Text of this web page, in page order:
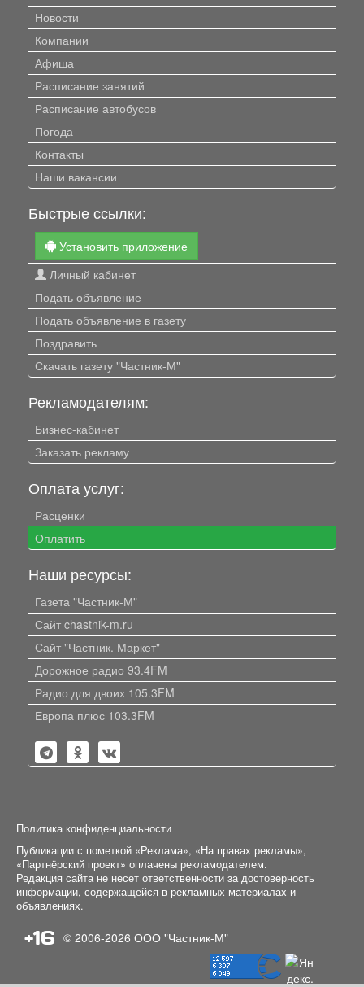
Новости
Компании
Афиша
Расписание занятий
Расписание автобусов
Погода
Контакты
Наши вакансии
Быстрые ссылки:
Установить приложение
Личный кабинет
Подать объявление
Подать объявление в газету
Поздравить
Скачать газету "Частник-М"
Рекламодателям:
Бизнес-кабинет
Заказать рекламу
Оплата услуг:
Расценки
Оплатить
Наши ресурсы:
Газета "Частник-М"
Сайт chastnik-m.ru
Сайт "Частник. Маркет"
Дорожное радио 93.4FM
Радио для двоих 105.3FM
Европа плюс 103.3FM
Политика конфиденциальности
Публикации с пометкой «Реклама», «На правах рекламы»,
«Партнёрский проект» оплачены рекламодателем.
Редакция сайта не несет ответственности за достоверность
информации, содержащейся в рекламных материалах и
объявлениях.
+16 © 2006-2026 ООО "Частник-М"